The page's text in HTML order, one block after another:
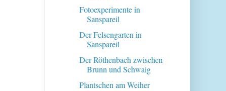
Fotoexperimente in
Sanspareil
Der Felsengarten in
Sanspareil
Der Röthenbach zwischen
Brunn und Schwaig
Plantschen am Weiher